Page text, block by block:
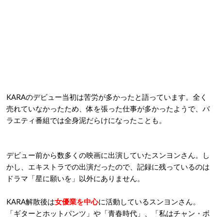
KARAのデビュー当初は苦労が多かったと語っています。全く
売れていなかったため、体を張った仕事が多かったようで、バ
ラエティ番組では全身泥だらけになったことも。
デビュー前から数多くの映画に出演していたスンヨンさん。し
かし、エキストラでの出演だったので、記録に残っているのは
ドラマ「星に願いを」以外にありません。
KARA解散後は女優業を中心に活動しているスンヨンさん。
「ギターとホットパンツ」や「青春時代」、「私はチャン・ボ